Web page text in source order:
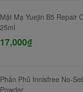
Mặt Mạ Yuejin B5 Repair
25ml
17,000₫
Phấn Phủ Innisfree No-
Powder